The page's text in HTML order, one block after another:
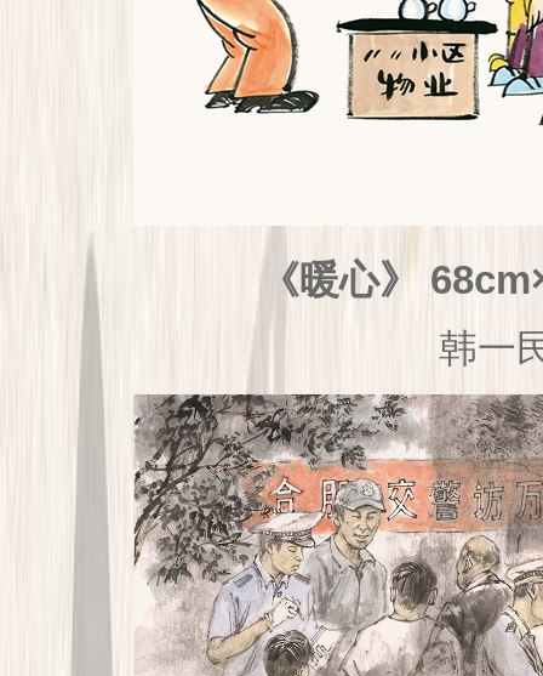
《暖心》
韩一